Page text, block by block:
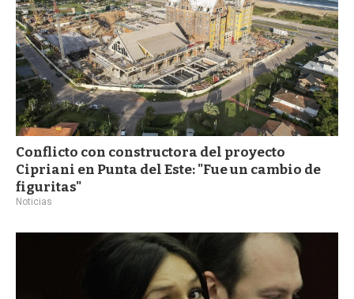
Conflicto con constructora del proyecto
Cipriani en Punta del Este: "Fue un cambio de
figuritas"
Noticias